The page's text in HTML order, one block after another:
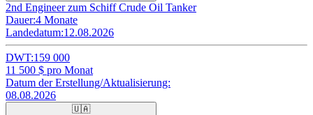
2nd Engineer zum Schiff Crude Oil Tanker
Dauer:4 Monate
Landedatum:12.08.2026
DWT:159 000
11 500 $ pro Monat
Datum der Erstellung/Aktualisierung:
08.08.2026
🇺🇦